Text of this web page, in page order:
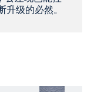
升级的必然。